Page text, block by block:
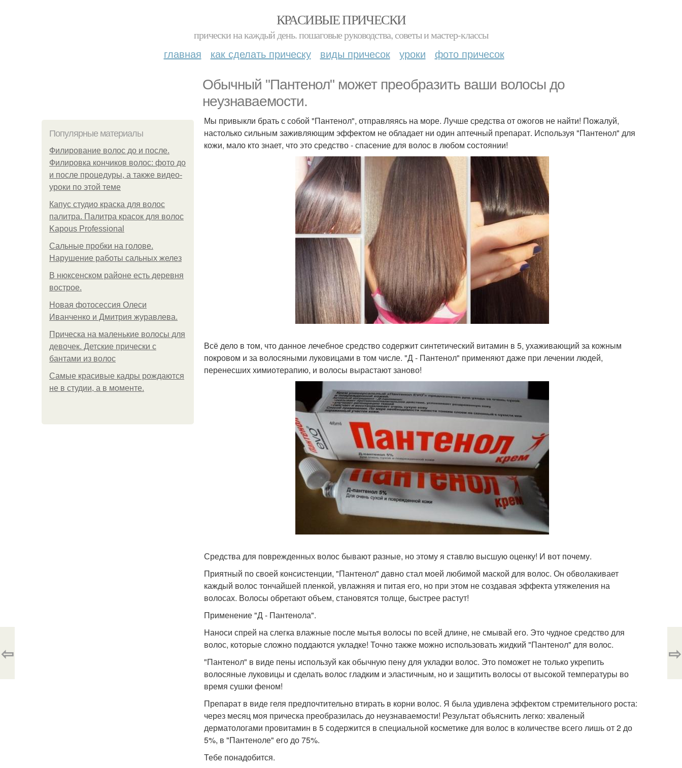
КРАСИВЫЕ ПРИЧЕСКИ
прически на каждый день. пошаговые руководства, советы и мастер-классы
главная как сделать прическу виды причесок уроки фото причесок
Обычный "Пантенол" может преобразить ваши волосы до
неузнаваемости.
Популярные материалы
Филирование волос до и после.
Филировка кончиков волос: фото до
и после процедуры, а также видео-
уроки по этой теме
Капус студио краска для волос
палитра. Палитра красок для волос
Kapous Professional
Сальные пробки на голове.
Нарушение работы сальных желез
В нюксенском районе есть деревня
вострое.
Новая фотосессия Олеси
Иванченко и Дмитрия журавлева.
Прическа на маленькие волосы для
девочек. Детские прически с
бантами из волос
Самые красивые кадры рождаются
не в студии, а в моменте.
Мы привыкли брать с собой "Пантенол", отправляясь на море. Лучше средства от ожогов не найти! Пожалуй,
настолько сильным заживляющим эффектом не обладает ни один аптечный препарат. Используя "Пантенол" для
кожи, мало кто знает, что это средство - спасение для волос в любом состоянии!
Всё дело в том, что данное лечебное средство содержит синтетический витамин в 5, ухаживающий за кожным
покровом и за волосяными луковицами в том числе. "Д - Пантенол" применяют даже при лечении людей,
перенесших химиотерапию, и волосы вырастают заново!
Средства для поврежденных волос бывают разные, но этому я ставлю высшую оценку! И вот почему.
Приятный по своей консистенции, "Пантенол" давно стал моей любимой маской для волос. Он обволакивает
каждый волос тончайшей пленкой, увлажняя и питая его, но при этом не создавая эффекта утяжеления на
волосах. Волосы обретают объем, становятся толще, быстрее растут!
Применение "Д - Пантенола".
Наноси спрей на слегка влажные после мытья волосы по всей длине, не смывай его. Это чудное средство для
волос, которые сложно поддаются укладке! Точно также можно использовать жидкий "Пантенол" для волос.
"Пантенол" в виде пены используй как обычную пену для укладки волос. Это поможет не только укрепить
волосяные луковицы и сделать волос гладким и эластичным, но и защитить волосы от высокой температуры во
время сушки феном!
Препарат в виде геля предпочтительно втирать в корни волос. Я была удивлена эффектом стремительного роста:
через месяц моя прическа преобразилась до неузнаваемости! Результат объяснить легко: хваленый
дерматологами провитамин в 5 содержится в специальной косметике для волос в количестве всего лишь от 2 до
5%, в "Пантеноле" его до 75%.
Тебе понадобится.
⇦ ⇨